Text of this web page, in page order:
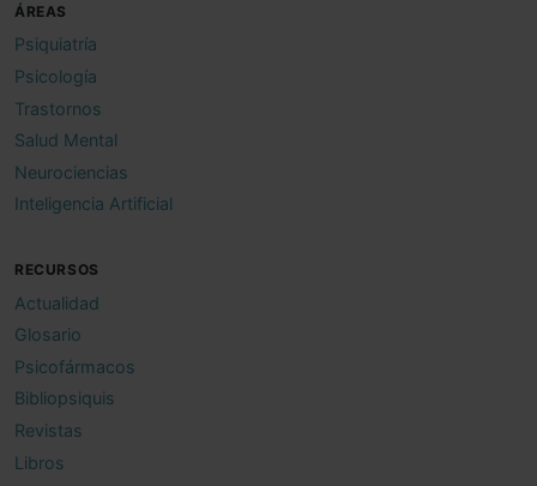
ÁREAS
Psiquiatría
Psicología
Trastornos
Salud Mental
Neurociencias
Inteligencia Artificial
RECURSOS
Actualidad
Glosario
Psicofármacos
Bibliopsiquis
Revistas
Libros